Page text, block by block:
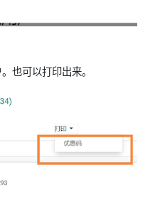
也可以打印出来。